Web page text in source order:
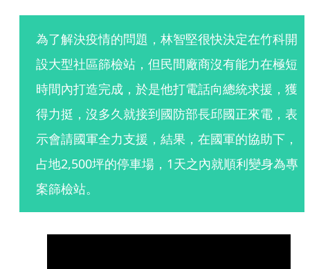
為了解決疫情的問題，林智堅很快決定在竹科開
設大型社區篩檢站，但民間廠商沒有能力在極短
時間內打造完成，於是他打電話向總統求援，獲
得力挺，沒多久就接到國防部長邱國正來電，表
示會請國軍全力支援，結果，在國軍的協助下，
占地2,500坪的停車場，1天之內就順利變身為專
案篩檢站。